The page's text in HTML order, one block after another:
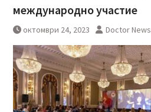
международно участие
октомври 24, 2023 Doctor News